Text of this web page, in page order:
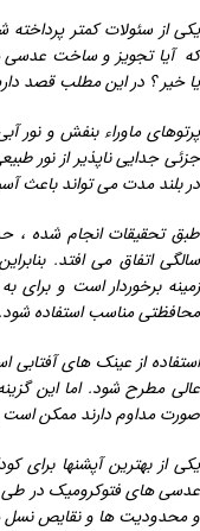
یکی از سئولات کمتر
که آیا تجویز و ساخت
یا خیر ؟ در این مطلب قصد
پرتوهای ماوراء بنفش و نور
جزئی جدایی ناپذیر از نور
در بلند مدت می تواند
سالگی اتفاق می افتد.
زمینه برخوردار است و برای
محافظتی مناسب استفاده شود.
استفاده از عینک های آفتابی
عالی مطرح شود. اما این
صورت مداوم دارند ممکن
یکی از بهترین آپشنها برای
عدسی های فتوکرومیک در طی
و محدودیت ها و نقایص نسل